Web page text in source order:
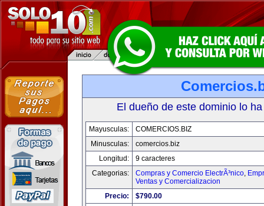
El dueño de este dominio lo
Mayusculas:
COMERCIOS.BIZ
Minusculas:
comercios.biz
Longitud:
9 caracteres
Categorias:
Compras y Comercio ElectrÃ³nico,
Ventas y Comercializacion
Precio:
$790.00